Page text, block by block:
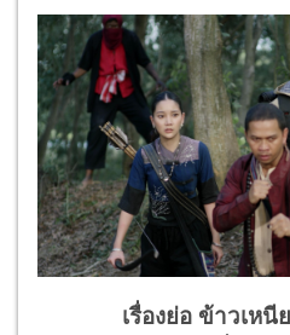
เรื่องย่อ ข้าวเหนี